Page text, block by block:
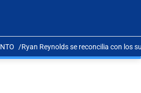
Ryan Reynolds se reconcilia con los